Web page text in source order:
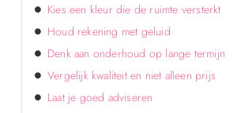
Kies een kleur die de ruimte versterkt
Houd rekening met geluid
Denk aan onderhoud op lange termijn
Vergelijk kwaliteit en niet alleen prijs
Laat je goed adviseren